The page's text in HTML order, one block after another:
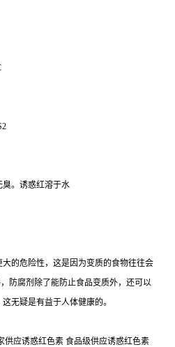
。诱惑红溶于水
的危险性，这是因为变质的食物往往会
防腐剂除了能防止食品变质外，还可以
无疑是有益于人体健康的。
供应诱惑红色素 食品级供应诱惑红色素